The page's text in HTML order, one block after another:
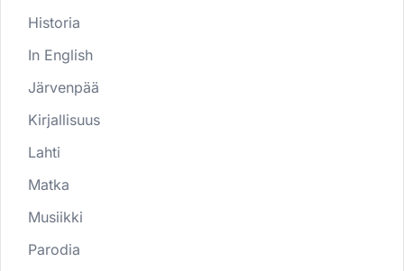
Historia
In English
Järvenpää
Kirjallisuus
Lahti
Matka
Musiikki
Parodia